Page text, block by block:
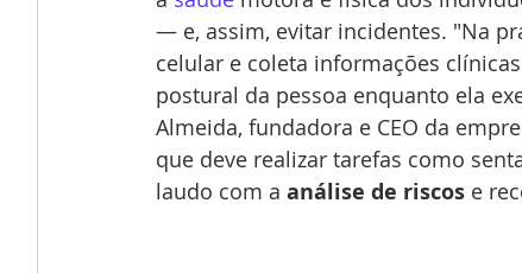
— e, assim, evitar incidentes. "Na
celular e coleta informações
postural da pessoa enquanto ela
Almeida, fundadora e CEO da
que deve realizar tarefas como
laudo com a análise de riscos e